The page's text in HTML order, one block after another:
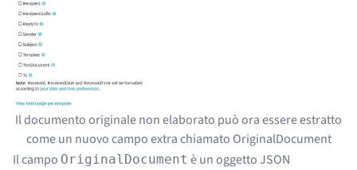
Il documento originale non elaborato può ora essere estratto
come un nuovo campo extra chiamato OriginalDocument
Il campo OriginalDocument è un oggetto JSON